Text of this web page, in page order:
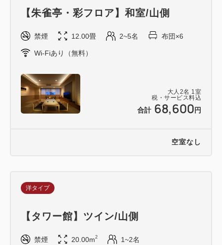
【お支払方法】必ず＜現地決済＞をお選びください。
――――――――――――――――――――――――
――――――
他サイトの価格よりお得にご宿泊いただけます。
※同日、同プラン名、その他ご宿泊条件が同じ場合に
限ります。
【https://toho.orixhotelsandresorts.com/news/4039
――――――
きます。
ります。
大人 2名 1 室
税・サービス料込
合計 68,600 円
【朱雀亭・彩フロア】和室/山側
禁煙 12.00畳 2~5名 布団×6
Wi-Fiあり（無料）
空室なし
洋タイプ
【タワー館】ツイン/山側
禁煙 20.00m2 1~2名